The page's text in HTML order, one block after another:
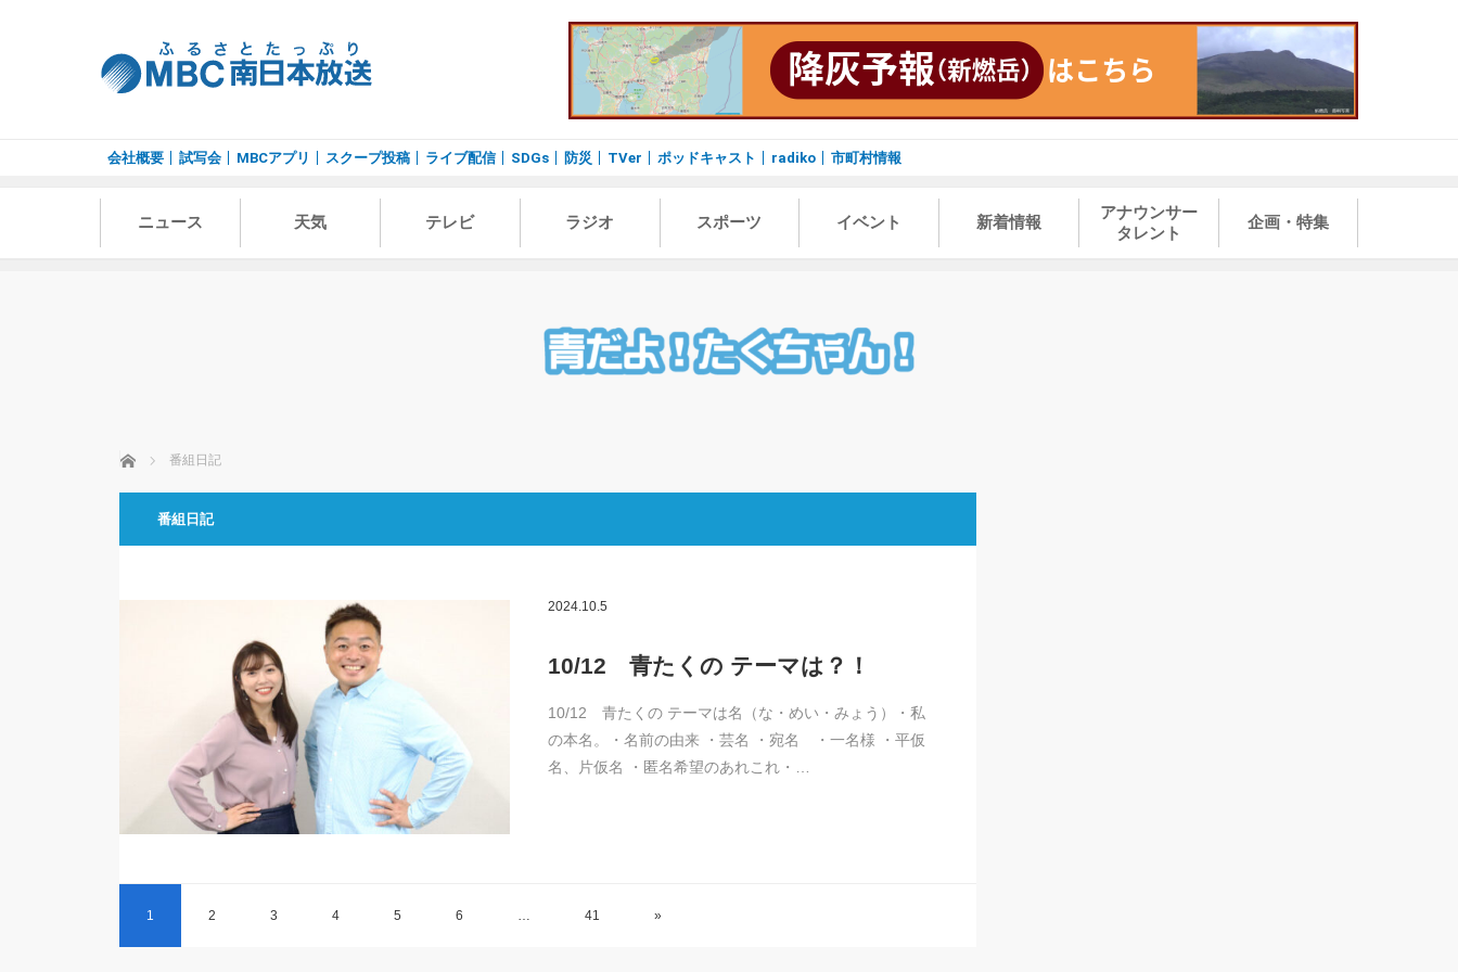
会社概要 試写会 MBCアプリ スクープ投稿 ライブ配信 SDGs 防災 TVer ポッドキャスト radiko 市町村情報
ニュース 天気 テレビ ラジオ スポーツ イベント 新着情報
アナウンサー
タレント
企画・特集
ホーム 番組日記
番組日記
2024.10.5
10/12 青たくの テーマは？！
10/12 青たくの テーマは名（な・めい・みょう）・私
の本名。・名前の由来 ・芸名 ・宛名 ・一名様 ・平仮
名、片仮名 ・匿名希望のあれこれ・…
1 2 3 4 5 6 … 41 »